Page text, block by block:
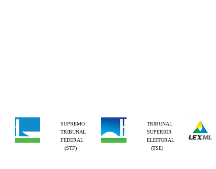
SUPREMO
TRIBUNAL
FEDERAL
(STF)
TRIBUNAL
SUPERIOR
ELEITORAL
(TSE)